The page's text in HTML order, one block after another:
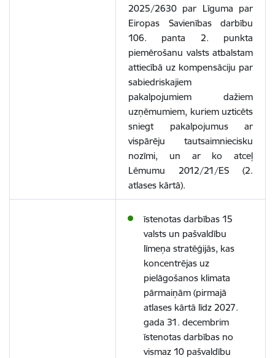
2025/2630 par Līguma par
Eiropas Savienības darbību
106. panta 2. punkta
piemērošanu valsts atbalstam
attiecībā uz kompensāciju par
sabiedriskajiem
pakalpojumiem dažiem
uzņēmumiem, kuriem uzticēts
sniegt pakalpojumus ar
vispārēju tautsaimniecisku
nozīmi, un ar ko atceļ
Lēmumu 2012/21/ES
(2.
atlases kārtā).
īstenotas darbības 15
valsts un pašvaldību
līmeņa stratēģijās, kas
koncentrējas uz
pielāgošanos klimata
pārmaiņām (pirmajā
atlases kārtā līdz 2027.
gada 31. decembrim
īstenotas darbības no
vismaz 10 pašvaldību